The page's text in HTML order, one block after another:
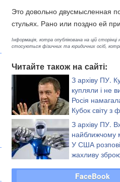
Это довольно двусмысленная
стульях. Рано или поздно ей
Інформація, котра опублікована на цій
стосуються фізичних та юридичних осіб, котрі
Читайте також на сайті:
З архіву ПУ.
купляли і не
Росія
Кубок світу з
Муждабаєв
З архіву ПУ.
найближчому
У США
жахливу
FaceBook